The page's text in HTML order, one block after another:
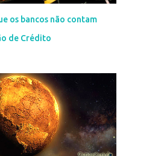
os bancos não contam
de Crédito